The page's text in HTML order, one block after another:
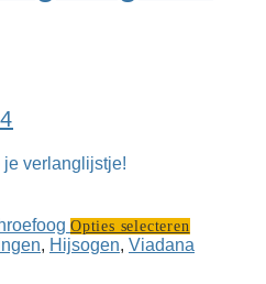
tot
je verlanglijstje!
Opties selecterenDit
product
, Hijsogen, Viadana